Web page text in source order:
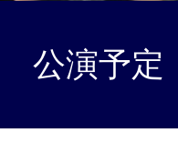
公演予定